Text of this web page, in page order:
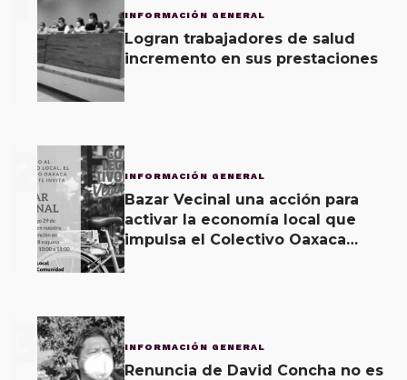
INFORMACIÓN GENERAL
Logran trabajadores de salud
incremento en sus prestaciones
2 INFORMACIÓN GENERAL
Bazar Vecinal una acción para
activar la economía local que
impulsa el Colectivo Oaxaca
3 INFORMACIÓN GENERAL
Renuncia de David Concha no es